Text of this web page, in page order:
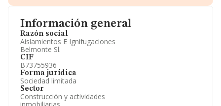
Información general
Razón social
Aislamientos E Ignifugaciones
Belmonte Sl.
CIF
B73755936
Forma jurídica
Sociedad limitada
Sector
Construcción y actividades
Información oficial y registral complementaria.